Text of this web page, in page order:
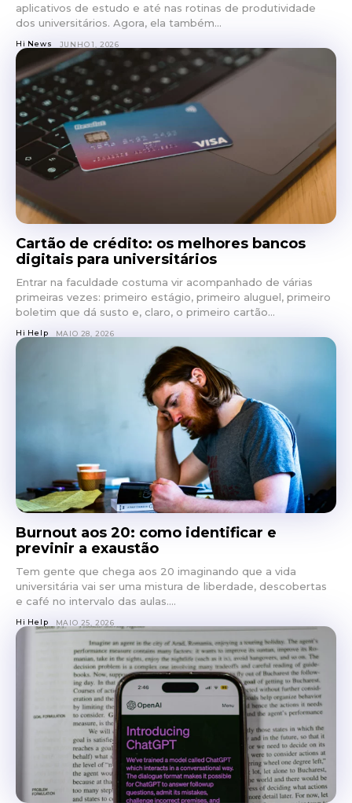
aplicativos de estudo e até nas rotinas de produtividade
dos universitários. Agora, ela também...
Hi News JUNHO 1, 2026
Cartão de crédito: os melhores bancos
digitais para universitários
Entrar na faculdade costuma vir acompanhado de várias
primeiras vezes: primeiro estágio, primeiro aluguel, primeiro
boletim que dá susto e, claro, o primeiro cartão...
Hi Help MAIO 28, 2026
Burnout aos 20: como identificar e
previnir a exaustão
Tem gente que chega aos 20 imaginando que a vida
universitária vai ser uma mistura de liberdade, descobertas
e café no intervalo das aulas....
Hi Help MAIO 25, 2026